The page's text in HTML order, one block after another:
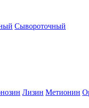
Сывороточный
Лизин Метионин